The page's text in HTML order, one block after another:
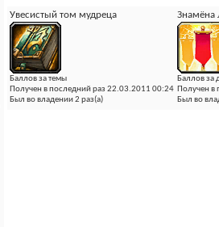
Увесистый том мудреца
Баллов за темы
Получен в последний раз 22.03.2011 00:24
Был во владении 2 раз(а)
Знамёна
Баллов за
Получен в
Был во